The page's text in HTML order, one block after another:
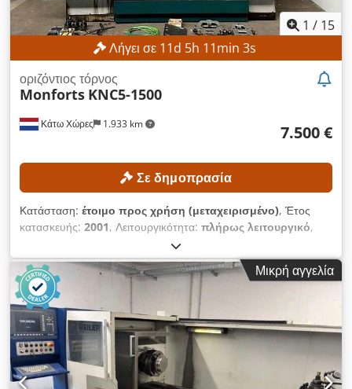
1 / 15
Λήγει σε 11d 5h 11min 0s
Κάτω Χώρες 1.933 km
οριζόντιος τόρνος
Monforts KNC5-1500
7.500 €
Σε δημοπρασία
Κατάσταση: έτοιμο προς χρήση (μεταχειρισμένο), Έτος
κατασκευής: 2001, Λειτουργικότητα: πλήρως λειτουργικό,
αριθμός μηχανήματος/οχήματος:
πάνω από το εγκάρσιο τρόλεϊ:290 χιλ., διάμετρος τόρνευσης
πάνω από το κρεβάτι της τροχαλίας:500 χιλ., ύψος κέντρου:
250 χιλ. , μέγιστη ταχύτητα ατράκτου:
απόσταση μεταξύ κέντρων:1.500 χιλ.
ΛΕΠΤΟΜΕΡΕΙΕΣ Διάμετρος κατεργασίας πάνω στο έδρανο:
500 mm Διάμετρος κατεργασίας πάνω στο καρότσι: 290 mm
Εύρος ταχύτητας περιστροφής του άξονα: 2 – 2.800 στροφές/
λεπτό Διάμετρος οπής του άξονα: 70 mm Ύψος κέντρου: 250
Μικρή αγγελία